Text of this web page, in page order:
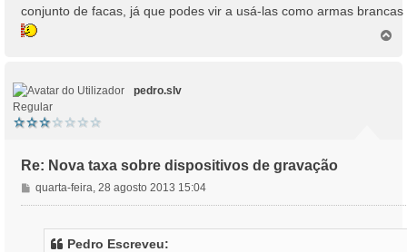
conjunto de facas, já que podes vir a usá-las como armas brancas
pedro.slv
Regular
Re: Nova taxa sobre dispositivos de gravação
M
e
quarta-feira, 28 agosto 2013 15:04
Pedro Escreveu: